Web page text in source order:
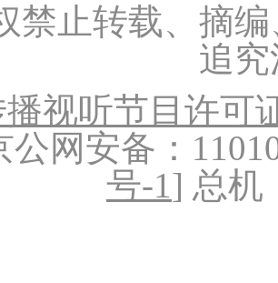
禁止转载、摘
追
播视听节目许可
公网安备：
号-1] 总机